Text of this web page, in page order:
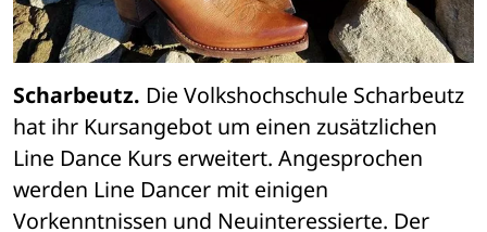
Scharbeutz. Die Volkshochschule Scharbeutz
hat ihr Kursangebot um einen zusätzlichen
Line Dance Kurs erweitert. Angesprochen
werden Line Dancer mit einigen
Vorkenntnissen und Neuinteressierte. Der